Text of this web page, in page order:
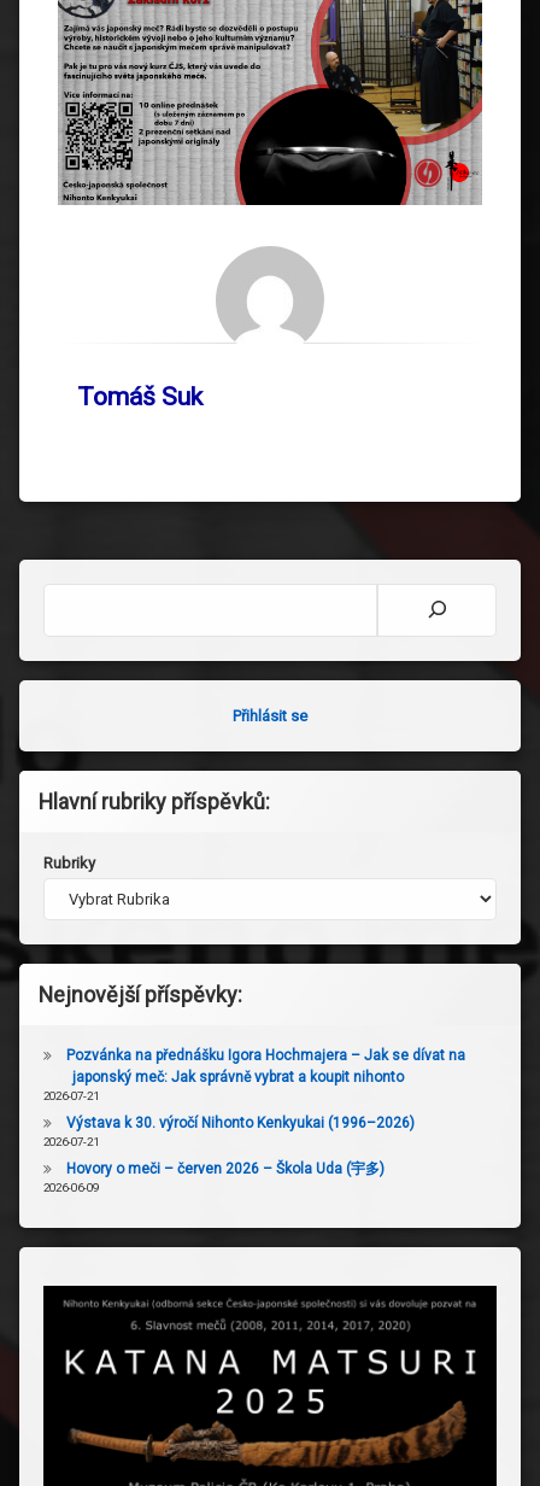
Tomáš Suk
Přihlásit se
Hlavní rubriky příspěvků:
Rubriky
Nejnovější příspěvky:
Pozvánka na přednášku Igora Hochmajera – Jak se dívat na
japonský meč: Jak správně vybrat a koupit nihonto
2026-07-21
Výstava k 30. výročí Nihonto Kenkyukai (1996–2026)
2026-07-21
Hovory o meči – červen 2026 – Škola Uda (宇多)
2026-06-09